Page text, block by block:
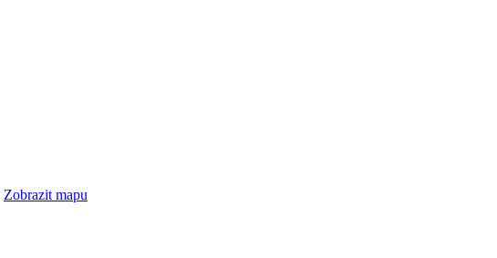
Zobrazit mapu